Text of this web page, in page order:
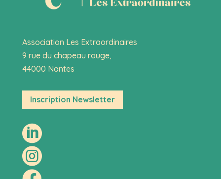
Association Les Extraordinaires
9 rue du chapeau rouge,
44000 Nantes
Inscription Newsletter

